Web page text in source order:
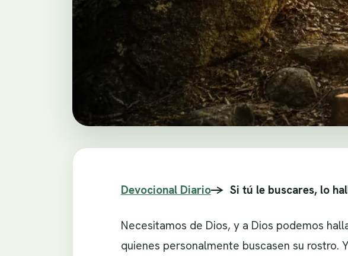
Devocional Diario-> Si tú le buscares, lo
Necesitamos de Dios, y a Dios podemos
quienes personalmente buscasen su rostro.